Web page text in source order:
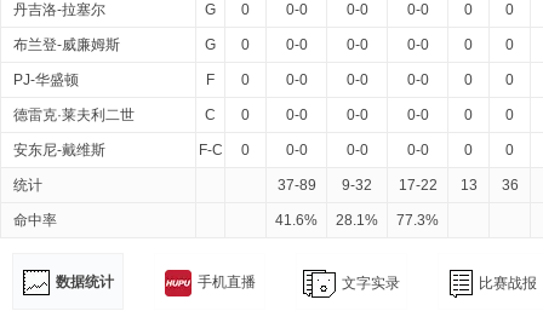
丹吉洛-拉塞尔 G 0 0-0 0-0 0-0 0 0
布兰登-威廉姆斯 G 0 0-0 0-0 0-0 0 0
PJ-华盛顿 F 0 0-0 0-0 0-0 0 0
德雷克·莱夫利二世 C 0 0-0 0-0 0-0 0 0
安东尼-戴维斯 F-C 0 0-0 0-0 0-0 0 0
统计 37-89 9-32 17-22 13 36
命中率 41.6% 28.1% 77.3%
数据统计 手机直播 文字实录 比赛战报